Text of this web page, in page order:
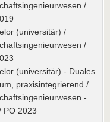
/
(universitär) /
/
(universitär) - Duales
praxisintegrierend /
-
PO 2023